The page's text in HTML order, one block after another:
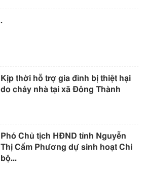
.
Kịp thời hỗ trợ gia đình bị thiệt hại
do cháy nhà tại xã Đông Thành
Phó Chủ tịch HĐND tỉnh Nguyễn
Thị Cẩm Phương dự sinh hoạt Chi
bộ...